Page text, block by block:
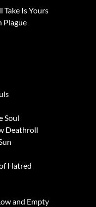
Take Is Yours
Plague
Soul
Deathroll
Hatred
and Empty